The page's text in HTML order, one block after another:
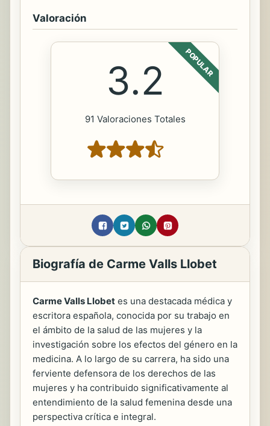
Valoración
POPULAR
3.2
91 Valoraciones Totales
Biografía de Carme Valls Llobet
Carme Valls Llobet es una destacada médica y
escritora española, conocida por su trabajo en
el ámbito de la salud de las mujeres y la
investigación sobre los efectos del género en la
medicina. A lo largo de su carrera, ha sido una
ferviente defensora de los derechos de las
mujeres y ha contribuido significativamente al
entendimiento de la salud femenina desde una
perspectiva crítica e integral.